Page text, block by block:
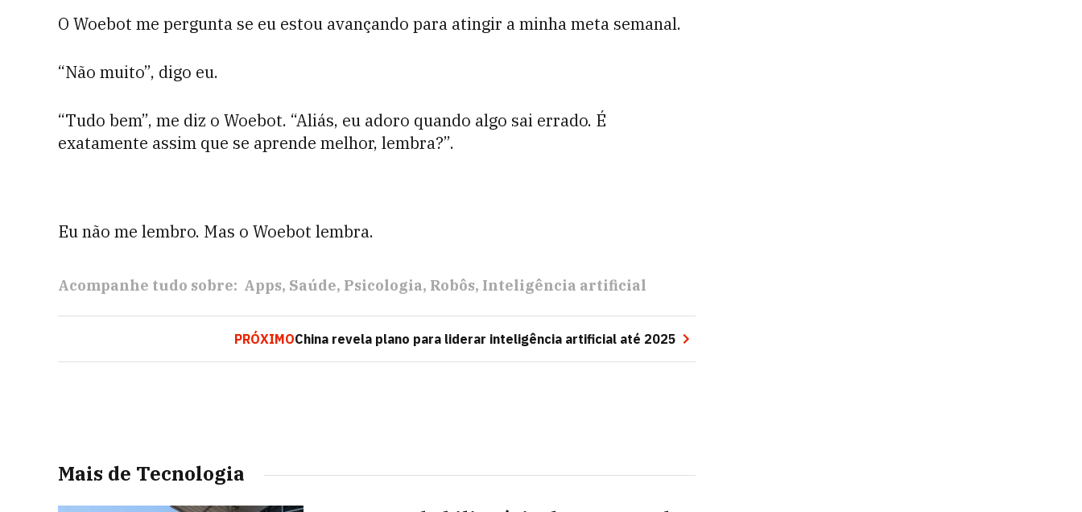
O Woebot me pergunta se eu estou avançando para atingir a minha meta semanal.
“Não muito”, digo eu.
“Tudo bem”, me diz o Woebot. “Aliás, eu adoro quando algo sai errado. É
exatamente assim que se aprende melhor, lembra?”.
Eu não me lembro. Mas o Woebot lembra.
Acompanhe tudo sobre: Apps Saúde Psicologia Robôs Inteligência artificial
PRÓXIMOChina revela plano para liderar inteligência artificial até 2025
Mais de Tecnologia